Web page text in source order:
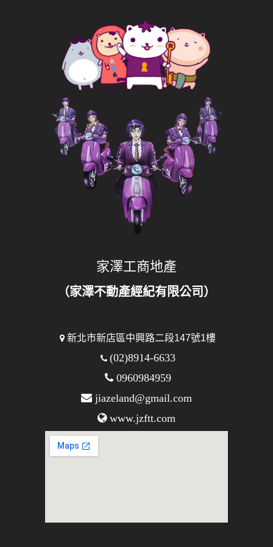
家澤工商地產
（家澤不動產經紀有限公司）
新北市新店區中興路二段147號1樓
(02)8914-6633
0960984959
jiazeland@gmail.com
www.jzftt.com